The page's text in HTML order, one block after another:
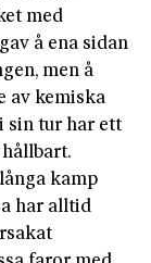
med
å ena sidan
men å
av kemiska
sin tur har ett
kamp
har alltid